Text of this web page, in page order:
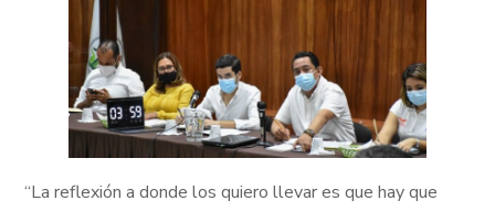
“La reflexión a donde los quiero llevar es que hay que